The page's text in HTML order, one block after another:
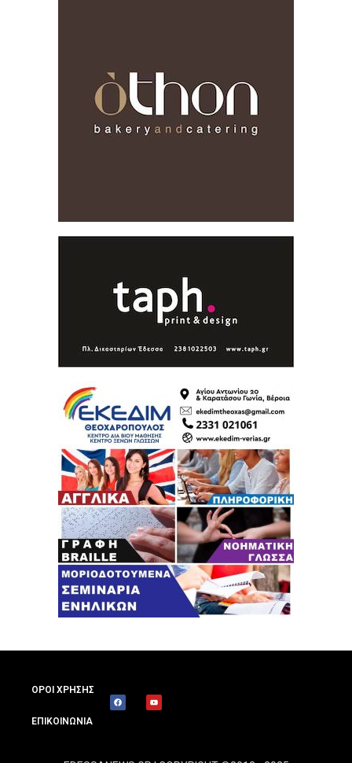
ΟΡΟΙ ΧΡΗΣΗΣ
ΕΠΙΚΟΙΝΩΝΙΑ